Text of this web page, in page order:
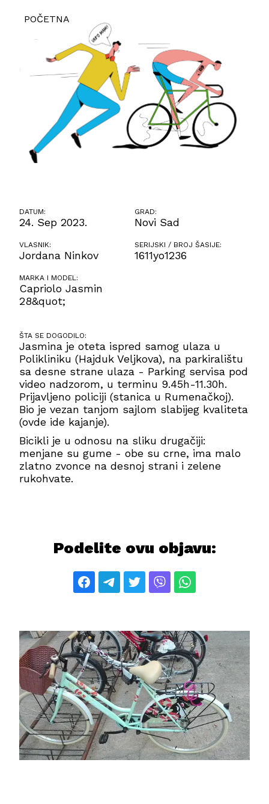
POČETNA
DATUM:
24. Sep 2023.
GRAD:
Novi Sad
VLASNIK:
Jordana Ninkov
SERIJSKI / BROJ ŠASIJE:
1611yo1236
MARKA I MODEL:
Capriolo Jasmin
28&quot;
ŠTA SE DOGODILO:
Jasmina je oteta ispred samog ulaza u
Polikliniku (Hajduk Veljkova), na parkiralištu
sa desne strane ulaza - Parking servisa pod
video nadzorom, u terminu 9.45h-11.30h.
Prijavljeno policiji (stanica u Rumenačkoj).
Bio je vezan tanjom sajlom slabijeg kvaliteta
(ovde ide kajanje).
Bicikli je u odnosu na sliku drugačiji:
menjane su gume - obe su crne, ima malo
zlatno zvonce na desnoj strani i zelene
rukohvate.
Podelite ovu objavu: